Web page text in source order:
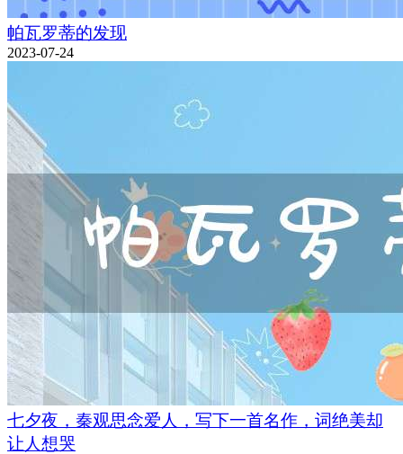
帕瓦罗蒂的发现
2023-07-24
七夕夜，秦观思念爱人，写下一首名作，词绝美却
让人想哭